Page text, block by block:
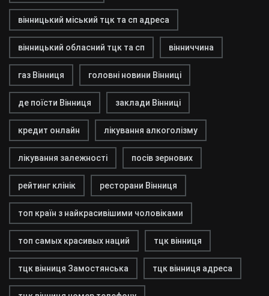
вінницький міський тцк та сп адреса
вінницький обласний тцк та сп вінниччина
газ Вінниця головні новини Вінниці
де поїсти Вінниця заклади Вінниці
кредит онлайн лікування алкоголізму
лікування залежності посів зернових
рейтинг клінік ресторани Вінниця
топ країн з найкрасивішими чоловіками
топ самых красивых наций тцк вінниця
тцк вінниця Замостянська тцк вінниця адреса